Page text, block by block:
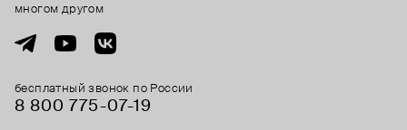
бесплатный звонок по России
8 800 775⁠-07⁠-19
многом другом